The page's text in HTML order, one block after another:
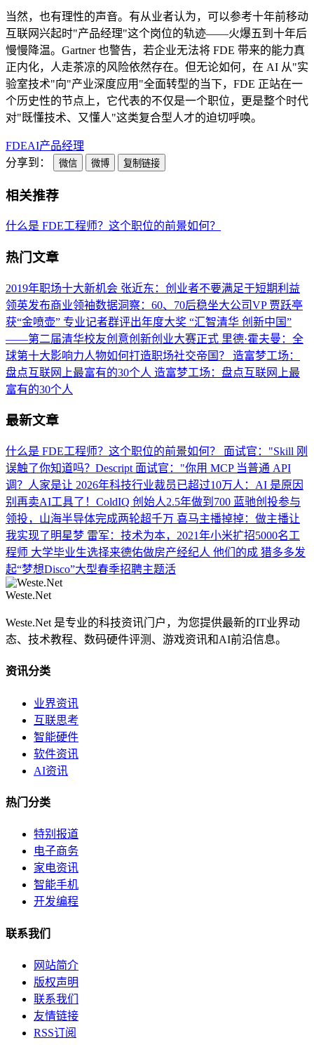
当然，也有理性的声音。有从业者认为，可以参考十年前移动
互联网兴起时"产品经理"这个岗位的轨迹——火爆五到十年后
慢慢降温。Gartner 也警告，若企业无法将 FDE 带来的能力真
正内化，人走茶凉的风险依然存在。但无论如何，在 AI 从"实
验室技术"向"产业深度应用"全面转型的当下，FDE 正站在一
个历史性的节点上，它代表的不仅是一个职位，更是整个时代
对"既懂技术、又懂人"这类复合型人才的迫切呼唤。
FDEAI产品经理
分享到：
微信 微博 复制链接
相关推荐
什么是 FDE工程师？这个职位的前景如何？
热门文章
2019年职场十大新机会 张近东：创业者不要满足于短期利益
领英发布商业领袖数据洞察：60、70后稳坐大公司VP 贾跃亭
获“金喷壶” 专业记者群评出年度大奖 “汇智清华 创新中国”
——第二届清华校友创意创新创业大赛正式 里德·霍夫曼：全
球第十大影响力人物如何打造职场社交帝国？
造富梦工场：
盘点互联网上最富有的30个人 造富梦工场：盘点互联网上最
富有的30个人
最新文章
什么是 FDE工程师？这个职位的前景如何？
面试官："Skill 刚
误触了你知道吗？Descript 面试官："你用 MCP 当普通 API
调？人家是让 2026年科技行业裁员已超过10万人：AI 是原因
别再卖AI工具了！ColdIQ 创始人2.5年做到700 蓝驰创投参与
领投，山海半导体完成两轮超千万 喜马主播掉掉：做主播让
我实现了明星梦 雷军：技术为本，2021年小米扩招5000名工
程师 大学毕业生选择来德佑做房产经纪人 他们的成 猎多多发
起“梦想Disco”大型春季招聘主题活
Weste.Net
Weste.Net 是专业的科技资讯门户，为您提供最新的IT业界动
态、技术教程、数码硬件评测、游戏资讯和AI前沿信息。
资讯分类
业界资讯
互联思考
智能硬件
软件资讯
AI资讯
热门分类
特别报道
电子商务
家电资讯
智能手机
开发编程
联系我们
网站简介
版权声明
联系我们
友情链接
RSS订阅